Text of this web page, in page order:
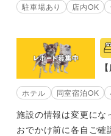
駐車場あり 店内OK
ホテル 同室宿泊OK
施設の情報は変更にな
おでかけ前に各自ご確